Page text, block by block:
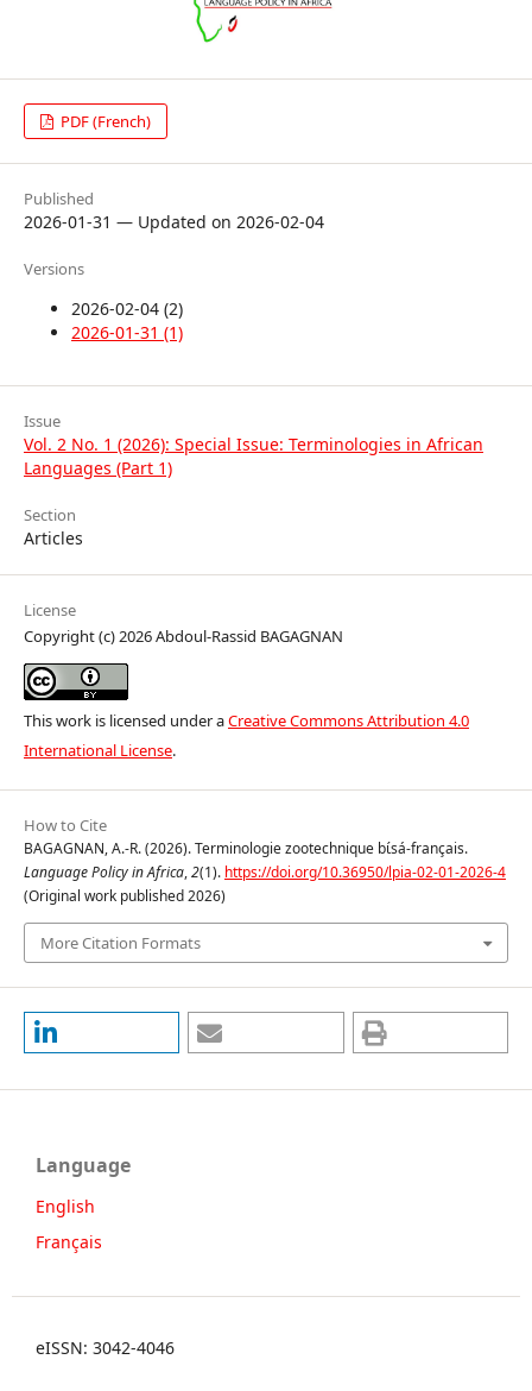
PDF (French)
Published
2026-01-31 — Updated on 2026-02-04
Versions
2026-02-04 (2)
2026-01-31 (1)
Issue
Vol. 2 No. 1 (2026): Special Issue: Terminologies in African
Languages (Part 1)
Section
Articles
License
Copyright (c) 2026 Abdoul-Rassid BAGAGNAN
This work is licensed under aCreative Commons Attribution 4.0
International License.
How to Cite
BAGAGNAN, A.-R. (2026). Terminologie zootechnique bɩ́sá-français.
Language Policy in Africa,2(1). https://doi.org/10.36950/lpia-02-01-2026-4
(Original work published 2026)
More Citation Formats
Language
English
Français
eISSN: 3042-4046